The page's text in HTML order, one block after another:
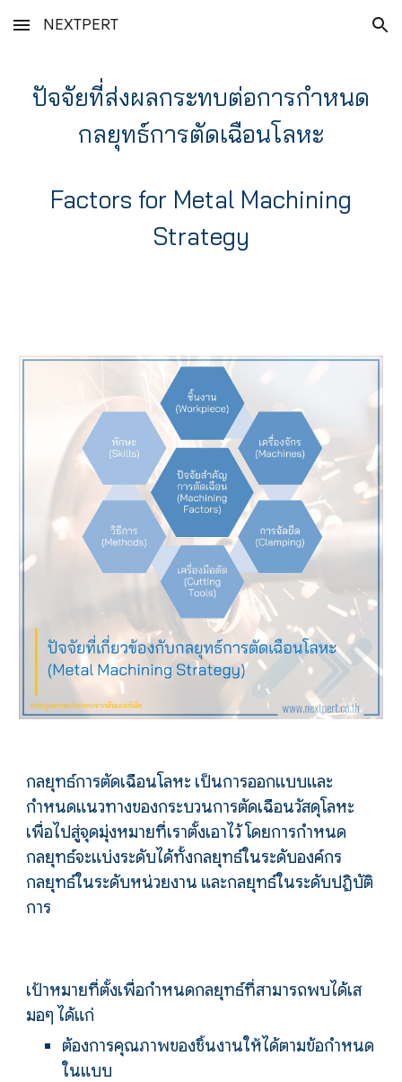
Skip to main content Skip to navigation
NEXTPERT
ปัจจัยที่ส่งผลกระทบต่อการกำหนด
กลยุทธ์การตัดเฉือนโลหะ
Factors for Metal Machining
Strategy
กลยุทธ์การตัดเฉือนโลหะ เป็นการออกแบบและ
กำหนดแนวทางของกระบวนการตัดเฉือนวัสดุโลหะ
เพื่อไปสู่จุดมุ่งหมายที่เราตั้งเอาไว้ โดยการกำหนด
กลยุทธ์จะแบ่งระดับได้ทั้งกลยุทธ์ในระดับองค์กร
กลยุทธ์ในระดับหน่วยงาน และกลยุทธ์ในระดับปฏิบัติ
การ
เป้าหมายที่ตั้งเพื่อกำหนดกลยุทธ์ที่สามารถพบได้เส
มอๆ ได้แก่
ต้องการคุณภาพของชิ้นงานให้ได้ตามข้อกำหนด
ในแบบ